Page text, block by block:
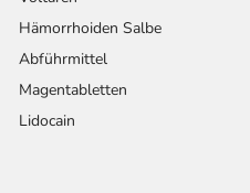
nach Art der
Erkrankung und wird
Prinzipiell ist die
Hämorrhoiden Salbe
Abführmittel
Magentabletten
Lidocain